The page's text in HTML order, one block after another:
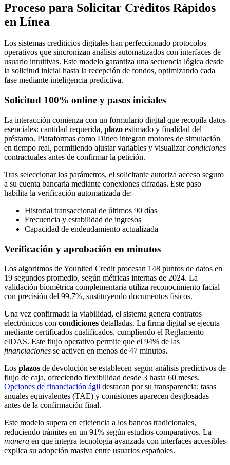
Proceso para Solicitar Créditos Rápidos
en Línea
Los sistemas crediticios digitales han perfeccionado protocolos
operativos que sincronizan análisis automatizados con interfaces de
usuario intuitivas. Este modelo garantiza una secuencia lógica desde
la solicitud inicial hasta la recepción de fondos, optimizando cada
fase mediante inteligencia predictiva.
Solicitud 100% online y pasos iniciales
La interacción comienza con un formulario digital que recopila datos
esenciales: cantidad requerida, plazo estimado y finalidad del
préstamo. Plataformas como Dineo integran motores de simulación
en tiempo real, permitiendo ajustar variables y visualizarcondiciones
contractuales antes de confirmar la petición.
Tras seleccionar los parámetros, el solicitante autoriza acceso seguro
a su cuenta bancaria mediante conexiones cifradas. Este paso
habilita la verificación automatizada de:
Historial transaccional de últimos 90 días
Frecuencia y estabilidad de ingresos
Capacidad de endeudamiento actualizada
Verificación y aprobación en minutos
Los algoritmos de Younited Credit procesan 148 puntos de datos en
19 segundos promedio, según métricas internas de 2024. La
validación biométrica complementaria utiliza reconocimiento facial
con precisión del 99.7%, sustituyendo documentos físicos.
Una vez confirmada la viabilidad, el sistema genera contratos
electrónicos con condiciones detalladas. La firma digital se ejecuta
mediante certificados cualificados, cumpliendo el Reglamento
eIDAS. Este flujo operativo permite que el 94% de las
financiaciones se activen en menos de 47 minutos.
Los plazos de devolución se establecen según análisis predictivos de
flujo de caja, ofreciendo flexibilidad desde 3 hasta 60 meses.
Opciones de financiación ágil destacan por su transparencia: tasas
anuales equivalentes (TAE) y comisiones aparecen desglosadas
antes de la confirmación final.
Este modelo supera en eficiencia a los bancos tradicionales,
reduciendo trámites en un 91% según estudios comparativos. La
manera en que integra tecnología avanzada con interfaces accesibles
explica su adopción masiva entre usuarios españoles.